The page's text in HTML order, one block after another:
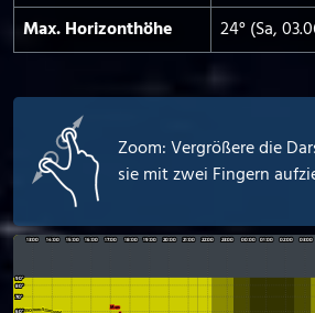
Max. Horizont­höhe
24° (Sa,
Zoom: Vergrößere die
sie mit zwei Fingern